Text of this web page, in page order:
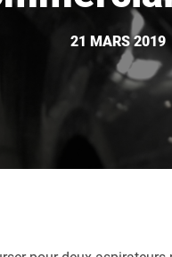
21 MARS 2019